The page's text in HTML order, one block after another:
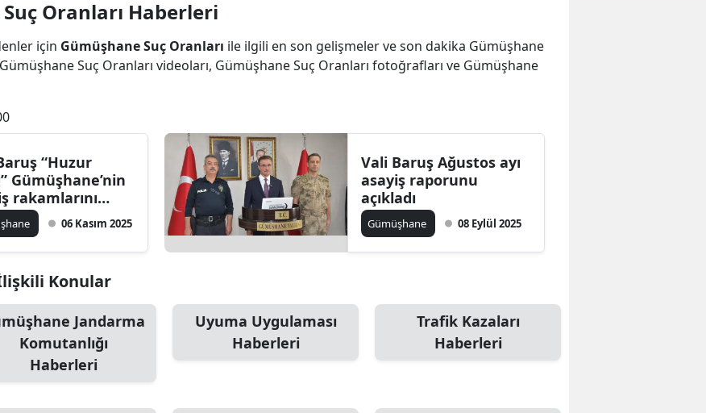
Bilecik
Bingöl
Burdur
Bursa
Çanakkale
Çankırı
Denizli
Diyarbakır
Oranları Haberleri
için Gümüşhane Suç Oranları ile ilgili en son gelişmeler ve son dakika Gümüşhane
Suç Oranları videoları, Gümüşhane Suç Oranları fotoğrafları ve Gümüşhane
“Huzur
Gümüşhane’nin
rakamlarını
06 Kasım 2025
Vali Baruş Ağustos ayı
asayiş raporunu
açıkladı
Gümüşhane 08 Eylül 2025
Konular
Jandarma
Komutanlığı
Haberleri
Uyuma Uygulaması
Haberleri
Trafik Kazaları
Haberleri